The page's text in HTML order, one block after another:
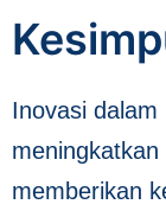
Inovasi
memberikan